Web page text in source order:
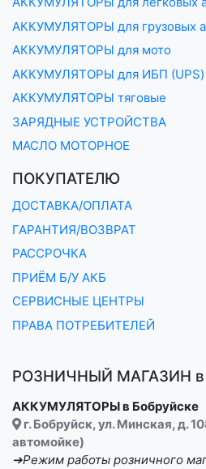
АККУМУЛЯТОРЫ для грузовых
АККУМУЛЯТОРЫ для мото
АККУМУЛЯТОРЫ для ИБП (UPS)
АККУМУЛЯТОРЫ тяговые
ЗАРЯДНЫЕ УСТРОЙСТВА
МАСЛО МОТОРНОЕ
ПОКУПАТЕЛЮ
ДОСТАВКА/ОПЛАТА
ГАРАНТИЯ/ВОЗВРАТ
РАССРОЧКА
ПРИЁМ Б/У АКБ
СЕРВИСНЫЕ ЦЕНТРЫ
ПРАВА ПОТРЕБИТЕЛЕЙ
РОЗНИЧНЫЙ МАГАЗИН в
АККУМУЛЯТОРЫ в Бобруйске
г. Бобруйск, ул. Минская, д.
автомойке)
➔Режим работы розничного